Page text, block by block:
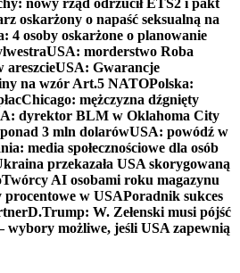
oskarżony o napaść seksualną na
4 osoby oskarżone o planowanie
USA: morderstwo Roba
areszcieUSA: Gwarancje
na wzór Art.5 NATOPolska:
Chicago: mężczyzna dźgnięty
dyrektor BLM w Oklahoma City
3 mln dolarówUSA: powódź w
media społecznościowe dla osób
przekazała USA skorygowaną
Twórcy AI osobami roku magazynu
procentowe w USAPoradnik sukces
D.Trump: W. Zełenski musi pójść
wybory możliwe, jeśli USA zapewnią